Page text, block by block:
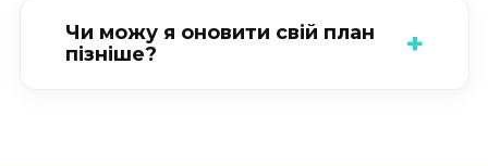
Чи можу я оновити свій план
пізніше?